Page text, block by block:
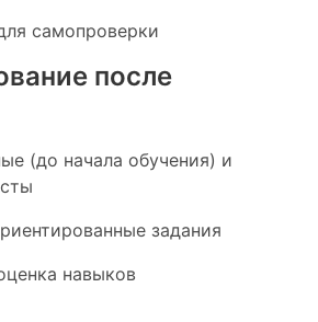
самопроверки
после
(до начала обучения) и
задания
навыков